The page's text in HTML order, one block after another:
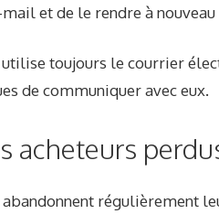
et de le rendre à nouveau
toujours le courrier
de communiquer avec eux.
acheteurs
régulièrement